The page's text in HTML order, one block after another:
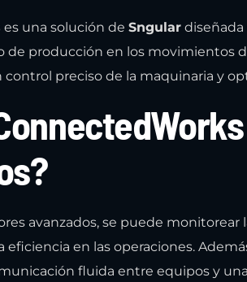
es una solución de Sngular
de producción en los movimientos
control preciso de la maquinaria y
avanzados, se puede
eficiencia en las operaciones.
fluida entre equipos y